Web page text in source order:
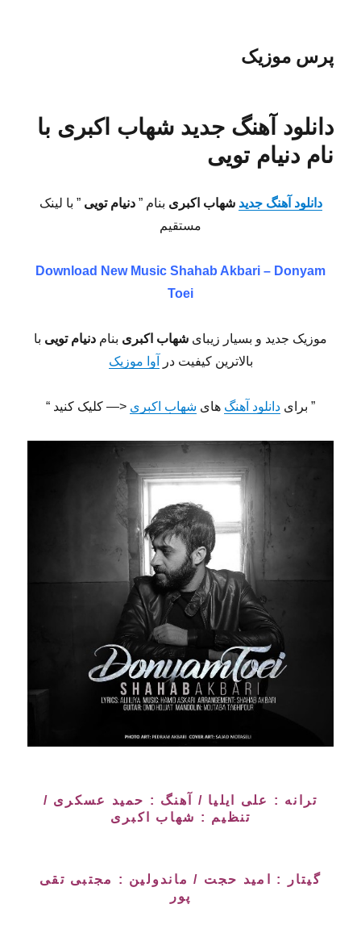
پرس موزیک
دانلود آهنگ جدید شهاب اکبری با
نام دنیام تویی
دانلود آهنگ جدید شهاب اکبری بنام ”دنیام تویی ” با لینک
مستقیم
Download New Music Shahab Akbari – Donyam
Toei
موزیک جدید و بسیار زیبای شهاب اکبری بنام دنیام تویی با
بالاترین کیفیت در
آوا موزیک
” برای دانلود آهنگ های شهاب اکبری <— کلیک کنید “
ترانه : علی ایلیا / آهنگ : حمید عسکری /
تنظیم : شهاب اکبری
گیتار : امید حجت / ماندولین : مجتبی تقی
پور